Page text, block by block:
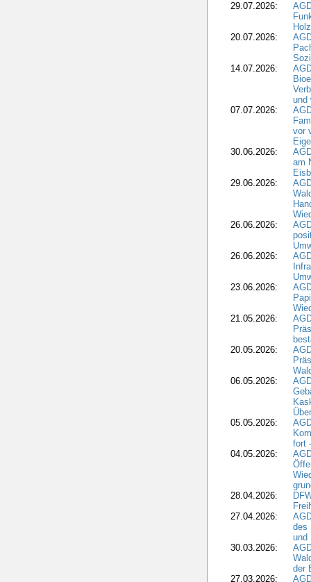
29.07.2026:
20.07.2026:
14.07.2026:
und
07.07.2026:
vor
30.06.2026:
am
29.06.2026:
26.06.2026:
26.06.2026:
23.06.2026:
21.05.2026:
20.05.2026:
06.05.2026:
05.05.2026:
fort
04.05.2026:
28.04.2026:
27.04.2026:
des
und
30.03.2026:
der
27.03.2026: